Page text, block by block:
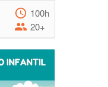
100h
20+